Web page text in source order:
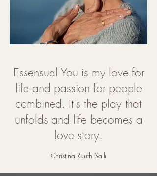
Essensual You is my love for
life and passion for people
combined. It's the play that
unfolds and life becomes a
love story.
Christina Ruuth Sallı